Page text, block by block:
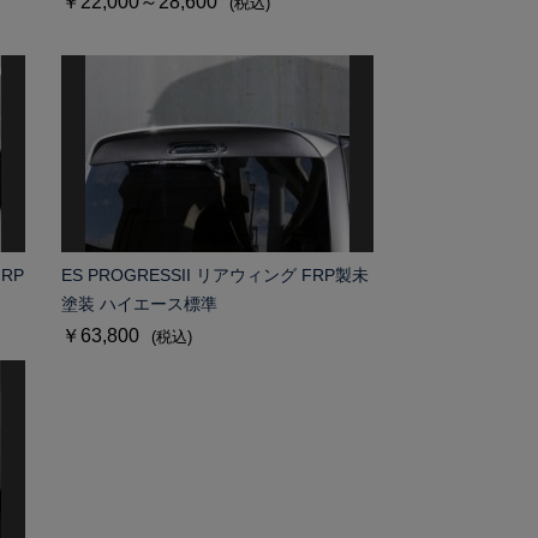
ES PROGRESSII リアウィング FRP製未
塗装 ハイエース標準
￥63,800 (税込)